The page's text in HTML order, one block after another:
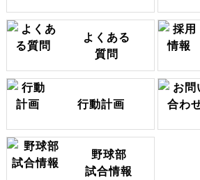
よくある
質問
行動計画
野球部
試合情報